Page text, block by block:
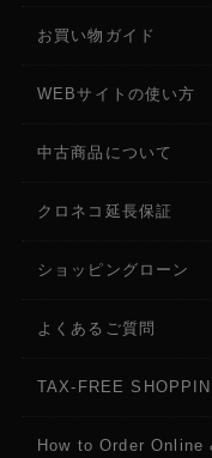
お買い物ガイド
WEBサイトの使い方
中古商品について
クロネコ延長保証
ショッピングローン
よくあるご質問
TAX-FREE
How to Order